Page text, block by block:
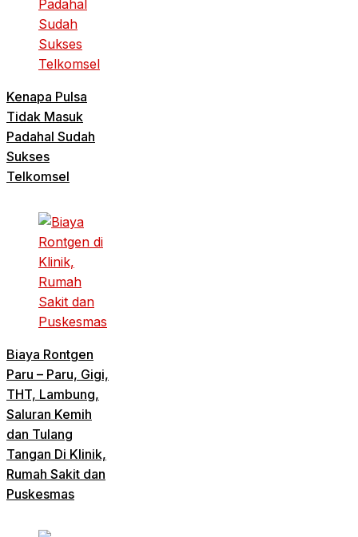
Kenapa Pulsa
Tidak Masuk
Padahal Sudah
Sukses
Telkomsel
Biaya Rontgen
Paru – Paru, Gigi,
THT, Lambung,
Saluran Kemih
dan Tulang
Tangan Di Klinik,
Rumah Sakit dan
Puskesmas